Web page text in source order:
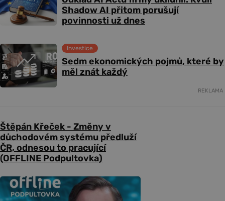
Shadow AI přitom porušují
povinnosti už dnes
Sedm ekonomických pojmů, které by
měl znát každý
Investice
REKLAMA
Štěpán Křeček - Změny v
důchodovém systému předluží
ČR, odnesou to pracující
(OFFLINE Podpultovka)